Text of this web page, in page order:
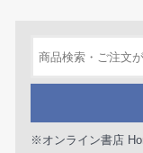
※オンライン書店